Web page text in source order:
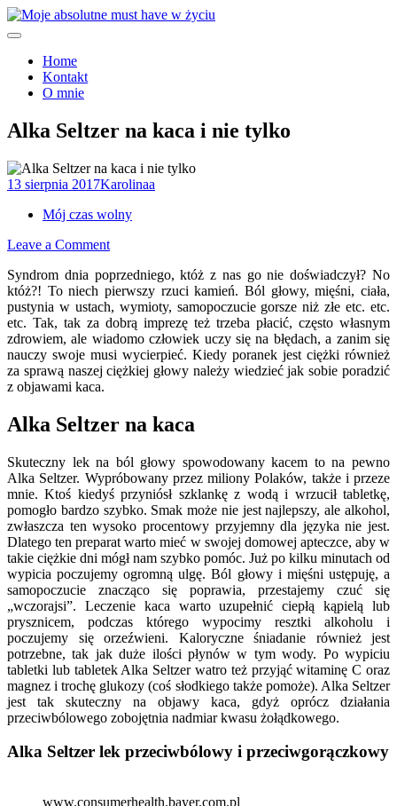
Skip
to
Moje absolutne must have w
życiu
Home
Kontakt
O mnie
Alka Seltzer na kaca i nie tylko
13 sierpnia 2017Karolinaa
Mój czas wolny
Leave a Commenton
Seltzer
na
kaca
i
nie
tylko
Syndrom dnia poprzedniego, któż z nas go nie doświadczył? No
któż?! To niech pierwszy rzuci kamień. Ból głowy, mięśni, ciała,
pustynia w ustach, wymioty, samopoczucie gorsze niż złe etc. etc.
etc. Tak, tak za dobrą imprezę też trzeba płacić, często własnym
zdrowiem, ale wiadomo człowiek uczy się na błędach, a zanim się
nauczy swoje musi wycierpieć. Kiedy poranek jest ciężki również
za sprawą naszej ciężkiej głowy należy wiedzieć jak sobie poradzić
z objawami kaca.
Alka Seltzer na kaca
Skuteczny lek na ból głowy spowodowany kacem to na pewno
Alka Seltzer. Wypróbowany przez miliony Polaków, także i przeze
mnie. Ktoś kiedyś przyniósł szklankę z wodą i wrzucił tabletkę,
pomogło bardzo szybko. Smak może nie jest najlepszy, ale alkohol,
zwłaszcza ten wysoko procentowy przyjemny dla języka nie jest.
Dlatego ten preparat warto mieć w swojej domowej apteczce, aby w
takie ciężkie dni mógł nam szybko pomóc. Już po kilku minutach od
wypicia poczujemy ogromną ulgę. Ból głowy i mięśni ustępuję, a
samopoczucie znacząco się poprawia, przestajemy czuć się
„wczorajsi”. Leczenie kaca warto uzupełnić ciepłą kąpielą lub
prysznicem, podczas którego wypocimy resztki alkoholu i
poczujemy się orzeźwieni. Kaloryczne śniadanie również jest
potrzebne, tak jak duże ilości płynów w tym wody. Po wypiciu
tabletki lub tabletek Alka Seltzer watro też przyjąć witaminę C oraz
magnez i trochę glukozy (coś słodkiego także pomoże). Alka Seltzer
jest tak skuteczny na objawy kaca, gdyż oprócz działania
przeciwbólowego zobojętnia nadmiar kwasu żołądkowego.
Alka Seltzer lek przeciwbólowy i przeciwgorączkowy
www.consumerhealth.bayer.com.pl